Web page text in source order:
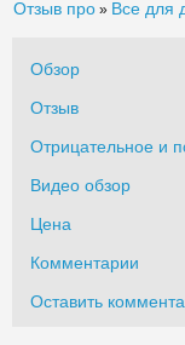
Отзыв про » Все для
Обзор
Отзыв
Отрицательное и
Видео обзор
Цена
Комментарии
Оставить